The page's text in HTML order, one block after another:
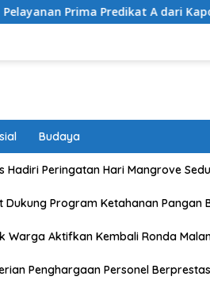
A dari Kapolri
Budaya
Peringatan Hari Mangrove
Program Ketahanan Pangan
Warga Aktifkan Kembali Ronda
Penghargaan Personel